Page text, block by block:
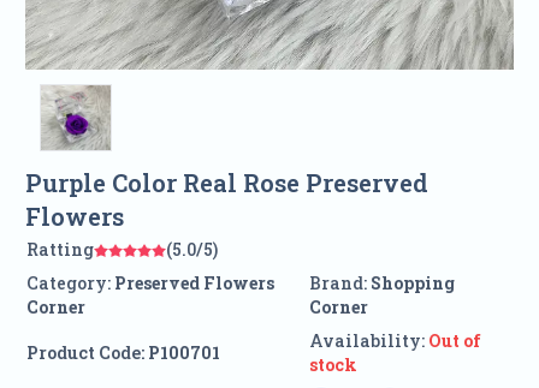
Purple Color Real Rose Preserved
Flowers
Ratting
(5.0/5)
Category: Preserved Flowers
Corner
Brand: Shopping
Corner
Product Code: P100701
Availability: Out of
stock